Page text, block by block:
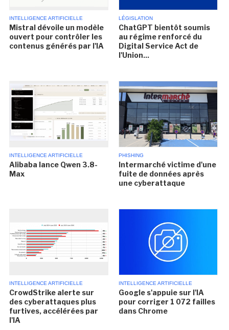
INTELLIGENCE ARTIFICIELLE
Mistral dévoile un modèle
ouvert pour contrôler les
contenus générés par l'IA
LÉGISLATION
ChatGPT bientôt soumis
au régime renforcé du
Digital Service Act de
l'Union...
INTELLIGENCE ARTIFICIELLE
Alibaba lance Qwen 3.8-
Max
PHISHING
Intermarché victime d'une
fuite de données après
une cyberattaque
INTELLIGENCE ARTIFICIELLE
CrowdStrike alerte sur
des cyberattaques plus
furtives, accélérées par
l'IA
INTELLIGENCE ARTIFICIELLE
Google s'appuie sur l'IA
pour corriger 1 072 failles
dans Chrome